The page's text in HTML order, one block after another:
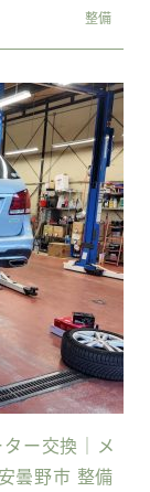
整備
ー交換｜メ
曇野市 整備